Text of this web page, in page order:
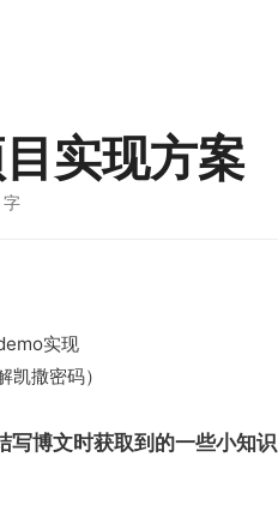
实现方案
字
实现
凯撒密码）
写博文时获取到的一些小知识